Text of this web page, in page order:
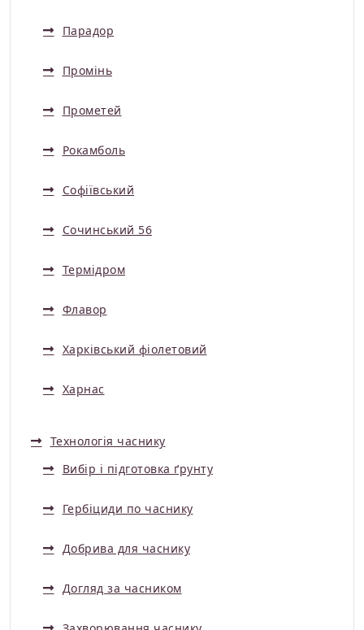
Парадор
Промінь
Прометей
Рокамболь
Софіївський
Сочинський 56
Термідром
Флавор
Харківський фіолетовий
Харнас
Технологія часнику
Вибір і підготовка ґрунту
Гербіциди по часнику
Добрива для часнику
Догляд за часником